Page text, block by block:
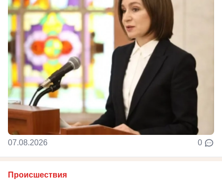
07.08.2026 0
Происшествия